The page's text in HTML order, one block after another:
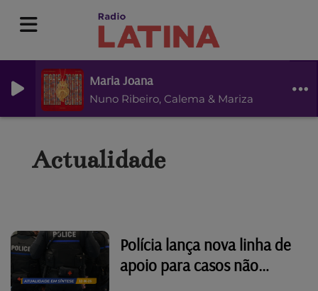
Maria Joana
Nuno Ribeiro, Calema & Mariza
Actualidade
Polícia lança nova linha de
apoio para casos não